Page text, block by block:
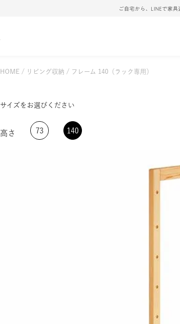
ご自宅から、LINEで家
HOME リビング収納 フレーム 140（ラック専用）
サイズをお選びください
高さ 73 140